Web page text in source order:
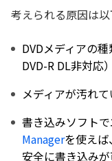
考えられる原因は以
DVDメディアの
DVD-R DL非対応）
メディアが汚れ
書き込みソフト
Managerを使えば
安全に書き込みが